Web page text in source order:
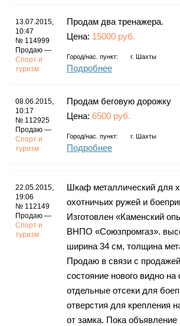
13.07.2015,
10:47
№ 114999
Продаю —
Спорт и
туризм
Продам два тренажера.
Цена: 15000 руб.
Город/нас. пункт: г. Шахты
Подробнее
08.06.2015,
10:17
№ 112925
Продаю —
Спорт и
туризм
Продам беговую дорожку
Цена: 6500 руб.
Город/нас. пункт: г. Шахты
Подробнее
22.05.2015,
19:06
№ 112149
Продаю —
Спорт и
туризм
Шкаф металлический для
охотничьих ружей и
Изготовлен «Каменский
ВНПО «Союзпромгаз».
ширина 34 см, толщина
Продаю в связи с
состояние нового видно
отдельные отсеки для
отверстия для крепления
от замка. Пока